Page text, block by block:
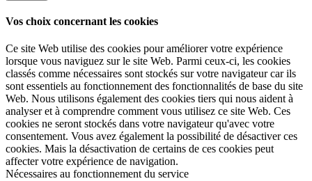
Vos choix concernant les cookies
Ce site Web utilise des cookies pour améliorer votre expérience
lorsque vous naviguez sur le site Web. Parmi ceux-ci, les cookies
classés comme nécessaires sont stockés sur votre navigateur car ils
sont essentiels au fonctionnement des fonctionnalités de base du site
Web. Nous utilisons également des cookies tiers qui nous aident à
analyser et à comprendre comment vous utilisez ce site Web. Ces
cookies ne seront stockés dans votre navigateur qu'avec votre
consentement. Vous avez également la possibilité de désactiver ces
cookies. Mais la désactivation de certains de ces cookies peut
affecter votre expérience de navigation.
Nécessaires au fonctionnement du service